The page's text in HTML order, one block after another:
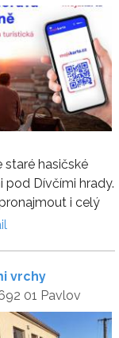
staré hasičské
pod Dívčími hrady.
i celý
vrchy
01 Pavlov